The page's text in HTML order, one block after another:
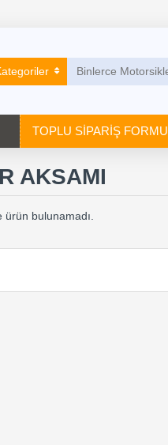
TOPLU SİPARİŞ FORMU
AKSAMI
bulunamadı.